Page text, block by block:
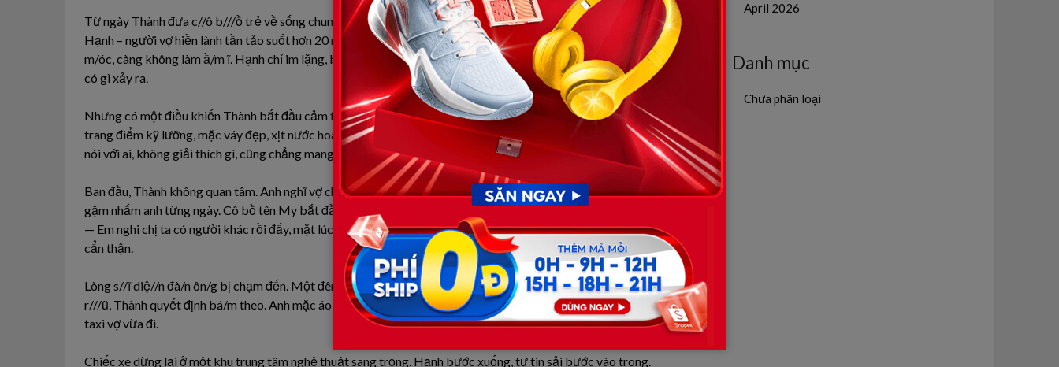
Từ ngày Thành đưa c//ô b///ồ trẻ về sống chung trong nhà với lý do “muốn thử cảm giác mới”, cuộc sống của
Hạnh – người vợ hiền lành tần tảo suốt hơn 20 năm – hoàn toàn thay đổi. Cô không kh/óc ló/c, không trá/ch
m/óc, càng không làm ầ/m ĩ. Hạnh chỉ im lặng, bình thản làm việc nhà, chăm sóc bố mẹ chồng như chưa từng
có gì xảy ra.
Nhưng có một điều khiến Thành bắt đầu cảm thấy bấ/t a/n: mỗi tối, vợ anh lại ăn mặc cực kỳ chỉn chu,
trang điểm kỹ lưỡng, mặc váy đẹp, xịt nước hoa sang trọng rồi bước ra khỏi nhà như thể đi dự tiệc. Không
nói với ai, không giải thích gì, cũng chẳng mang vẻ gì đ//au kh//ổ. Chỉ là… đi.
Ban đầu, Thành không quan tâm. Anh nghĩ vợ chỉ gi/ả v/ờ sống ổn để giữ thể diện. Nhưng dần dà, sự tò mò
gặm nhấm anh từng ngày. Cô bồ tên My bắt đầu xì xào:
— Em nghi chị ta có người khác rồi đấy, mặt lúc nào cũng tươi, ăn mặc thì s/ang chả/nh bất thường. Anh nên
cẩn thận.
Lòng s//ĩ diệ//n đà/n ôn/g bị chạm đến. Một đêm, sau khi thấy vợ lại lặng lẽ rời nhà trong bộ váy đỏ qu///yến
r///ũ, Thành quyết định bá/m theo. Anh mặc áo khoác, đội mũ lưỡi trai, thuê một chiếc Grab bám theo chiếc
taxi vợ vừa đi.
Chiếc xe dừng lại ở một khu trung tâm nghệ thuật sang trọng. Hạnh bước xuống, tự tin sải bước vào trong.
April 2026
Danh mục
Chưa phân loại